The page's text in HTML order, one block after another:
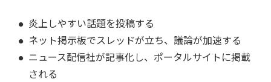
炎上しやすい話題を投稿する
ネット掲示板でスレッドが立ち、議論が加速する
ニュース配信社が記事化し、ポータルサイトに掲載
される